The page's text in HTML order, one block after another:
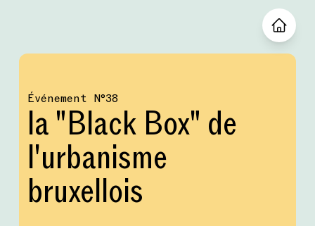
Événement№38
la "Black Box" de
l'urbanisme
bruxellois